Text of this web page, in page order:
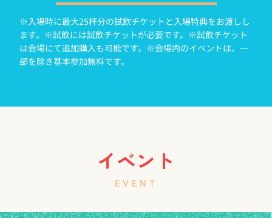
※入場時に最大25杯分の試飲チケットと入場特典をお渡しし
ます。※試飲には試飲チケットが必要です。※試飲チケット
は会場にて追加購入も可能です。※会場内のイベントは、一
部を除き基本参加無料です。
イベント
EVENT